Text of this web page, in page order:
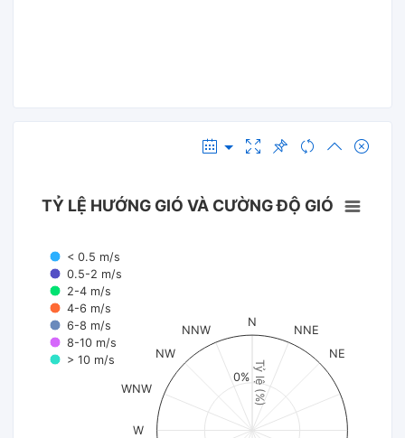
Tỷ lệ (%)
TỶ LỆ HƯỚNG GIÓ VÀ CƯỜNG ĐỘ GIÓ
< 0.5 m/s
0.5-2 m/s
2-4 m/s
4-6 m/s
6-8 m/s
8-10 m/s
> 10 m/s
N
NNE
NE
W
WNW
NW
NNW
0%